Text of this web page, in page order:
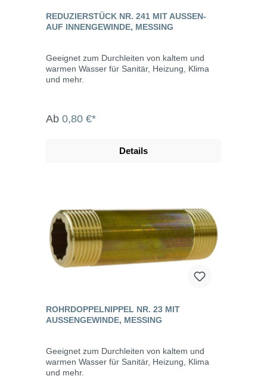
REDUZIERSTÜCK NR. 241 MIT AUSSEN- A
UF INNENGEWINDE, MESSING
Geeignet zum Durchleiten von kaltem und
warmen Wasser für Sanitär, Heizung, Klima
und mehr.
Ab 0,80 €*
Details
ROHRDOPPELNIPPEL NR. 23 MIT
AUSSENGEWINDE, MESSING
Geeignet zum Durchleiten von kaltem und
warmen Wasser für Sanitär, Heizung, Klima
und mehr.